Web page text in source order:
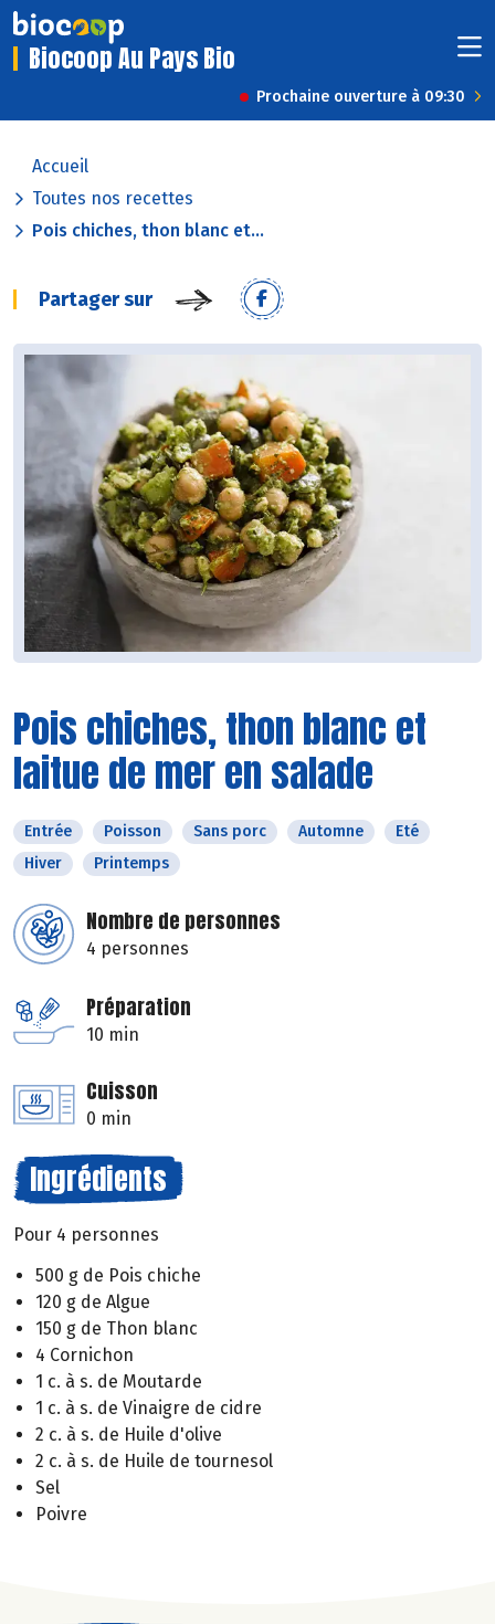
Biocoop Au Pays Bio
Prochaine ouverture à 09:30
Accueil
Toutes nos recettes
Pois chiches, thon blanc et...
Partager sur
Pois chiches, thon blanc et
laitue de mer en salade
Entrée Poisson Sans porc Automne
Eté
Hiver
Printemps
Nombre de personnes
4 personnes
Préparation
10 min
Cuisson
0 min
Ingrédients
Pour 4 personnes
500 g de Pois chiche
120 g de Algue
150 g de Thon blanc
4 Cornichon
1 c. à s. de Moutarde
1 c. à s. de Vinaigre de cidre
2 c. à s. de Huile d'olive
2 c. à s. de Huile de tournesol
Sel
Poivre